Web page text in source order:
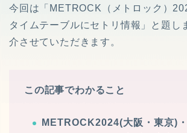
今回は「METROCK（メトロック）
タイムテーブルにセトリ情報」と題し
介させていただきます。
この記事でわかること
METROCK2024(大阪・東京)